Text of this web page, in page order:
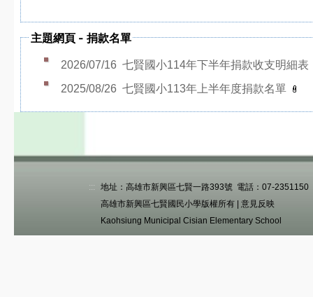
社團營隊
主題網頁 -捐款名單
2026/07/16七賢國小114年下半年捐款收支明細表
2025/08/26七賢國小113年上半年度捐款名單
:::
地址：高雄市新興區七賢一路393號 電話：07-
高雄市新興區七賢國民小學版權所有 | 意見反映
Kaohsiung Municipal Cisian Elementary School